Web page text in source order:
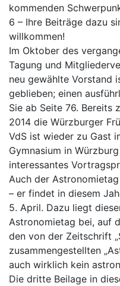
kommenden
6 – Ihre Beiträge dazu
willkommen!
Im Oktober des
Tagung und
neu gewählte Vorstand
geblieben; einen
Sie ab Seite 76. Bereits
2014 die Würzburger
VdS ist wieder zu Gast
Gymnasium in
interessantes
Auch der
– er findet in diesem
5. April. Dazu liegt
Astronomietag bei, auf
den von der Zeitschrift
zusammengestellten
auch wirklich kein
Die dritte Beilage in